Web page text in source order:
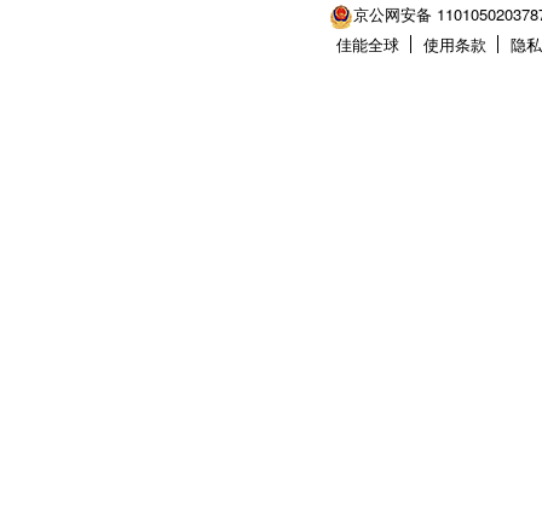
京公网安备
佳能全球
使用条款 隐